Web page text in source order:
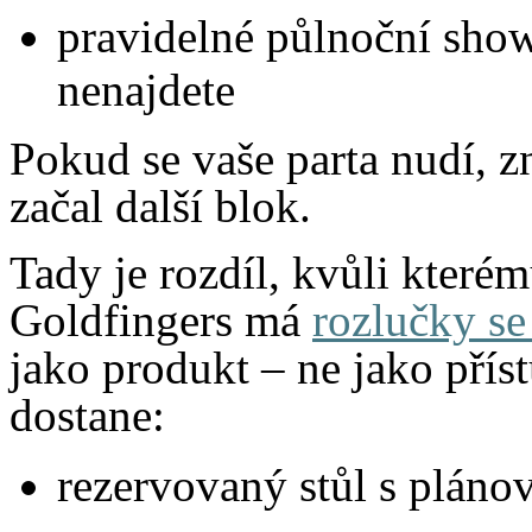
pravidelné půlnoční
nenajdete
Pokud se vaše parta nudí,
začal další blok.
Tady je rozdíl, kvůli
Goldfingers má rozlučky
jako produkt – ne jako
dostane:
rezervovaný stůl s